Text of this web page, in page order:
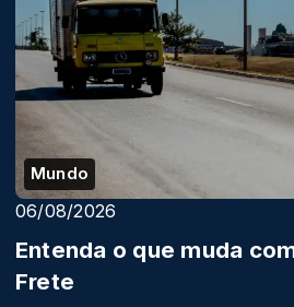
Mundo
06/08/2026
Entenda o que muda
Frete